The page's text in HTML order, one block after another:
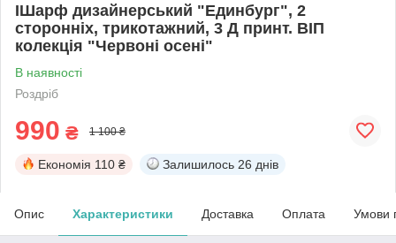
IШарф дизайнерський "Единбург", 2
сторонніх, трикотажний, 3 Д принт. ВІП
колекція "Червоні осені"
В наявності
Роздріб
990 ₴ 1 100 ₴
Економія 110 ₴ Залишилось 26 днів
Опис Характеристики Доставка Оплата Умови